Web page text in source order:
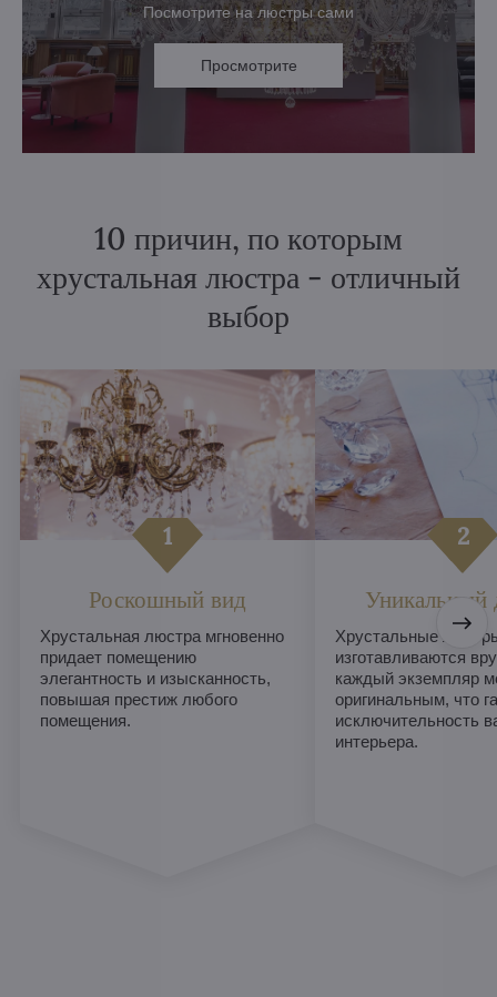
Посмотрите на люстры сами
Просмотрите
10 причин, по которым
хрустальная люстра - отличный
выбор
Роскошный вид
Хрустальная люстра мгновенно
придает помещению
элегантность и изысканность,
повышая престиж любого
помещения.
Уникальный
Хрустальные
изготавливаются
каждый экземпляр
оригинальным, что
исключительность
интерьера.